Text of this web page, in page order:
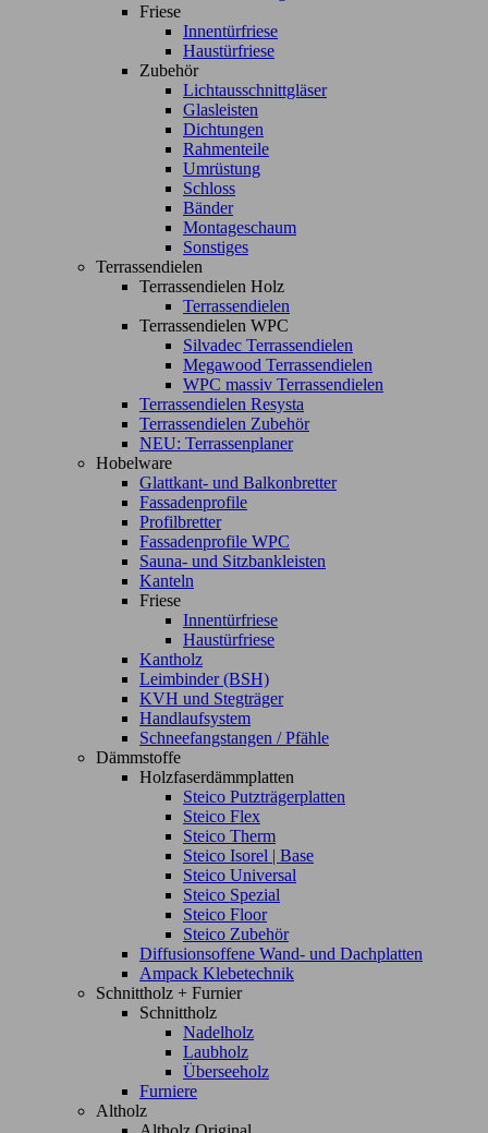
Friese
Innentürfriese
Haustürfriese
Zubehör
Lichtausschnittgläser
Glasleisten
Dichtungen
Rahmenteile
Umrüstung
Schloss
Bänder
Montageschaum
Sonstiges
Terrassendielen
Terrassendielen Holz
Terrassendielen
Terrassendielen WPC
Silvadec Terrassendielen
Megawood Terrassendielen
WPC massiv Terrassendielen
Terrassendielen Resysta
Terrassendielen Zubehör
NEU: Terrassenplaner
Hobelware
Glattkant- und Balkonbretter
Fassadenprofile
Profilbretter
Fassadenprofile WPC
Sauna- und Sitzbankleisten
Kanteln
Friese
Innentürfriese
Haustürfriese
Kantholz
Leimbinder (BSH)
KVH und Stegträger
Handlaufsystem
Schneefangstangen / Pfähle
Dämmstoffe
Holzfaserdämmplatten
Steico Putzträgerplatten
Steico Flex
Steico Therm
Steico Isorel | Base
Steico Universal
Steico Spezial
Steico Floor
Steico Zubehör
Diffusionsoffene Wand- und Dachplatten
Ampack Klebetechnik
Schnittholz + Furnier
Schnittholz
Nadelholz
Laubholz
Überseeholz
Furniere
Altholz